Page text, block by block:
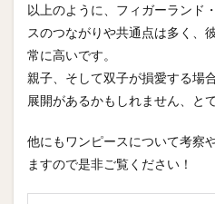
以上のように、フィガーランド
スのつながりや共通点は多く、
常に高いです。
親子、そして双子が損愛する場
展開があるかもしれません、と
他にもワンピースについて考察
ますので是非ご覧ください！